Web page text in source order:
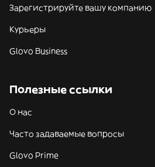
Зарегистрируйте вашу компанию
Курьеры
Glovo Business
Полезные ссылки
О нас
Часто задаваемые вопросы
Glovo Prime